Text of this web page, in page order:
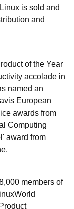
is sold and
and
of the Year
accolade in
named an
European
awards from
Computing
award from
members of